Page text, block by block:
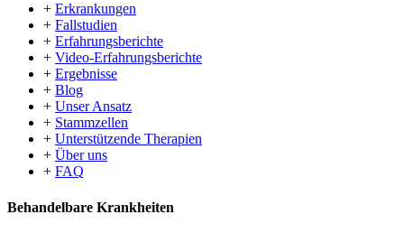
+ Erkrankungen
+ Fallstudien
+ Erfahrungsberichte
+ Video-Erfahrungsberichte
+ Ergebnisse
+ Blog
+ Unser Ansatz
+ Stammzellen
+ Unterstützende Therapien
+ Über uns
+ FAQ
Behandelbare Krankheiten